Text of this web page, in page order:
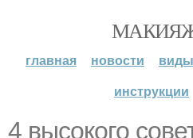
главная новости
инструкции
4 высокого